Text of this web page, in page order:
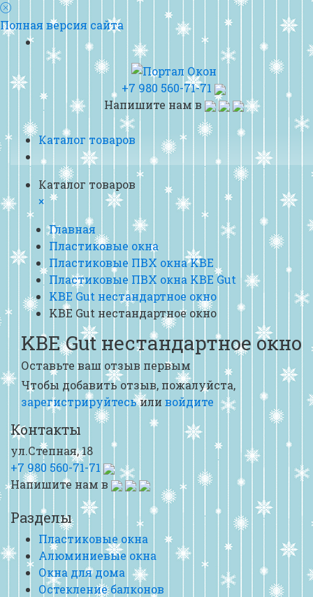
Полная версия сайта
+7 980 560-71-71
Напишите нам в
Каталог товаров
Каталог товаров
×
Главная
Пластиковые окна
Пластиковые ПВХ окна KBE
Пластиковые ПВХ окна KBE Gut
KBE Gut нестандартное окно
KBE Gut нестандартное окно
KBE Gut нестандартное окно
Оставьте ваш отзыв первым
Чтобы добавить отзыв, пожалуйста,
зарегистрируйтесьили войдите
Контакты
ул.Степная, 18
+7 980 560-71-71
Напишите нам в
Разделы
Пластиковые окна
Алюминиевые окна
Окна для дома
Остекление балконов